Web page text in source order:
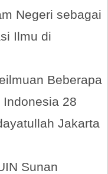
Negeri sebagai
Ilmu di
Beberapa
28
Jakarta
Sunan